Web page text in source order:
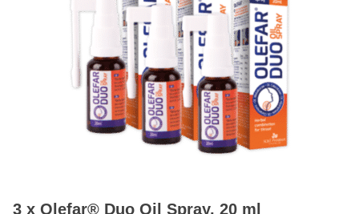
3 x Olefar® Duo Oil Spray, 20 ml